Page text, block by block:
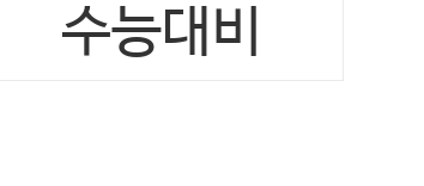
수능대비